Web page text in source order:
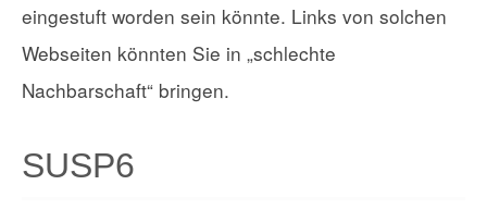
eingestuft worden sein könnte. Links von solchen
Webseiten könnten Sie in „schlechte
Nachbarschaft“ bringen.
SUSP6